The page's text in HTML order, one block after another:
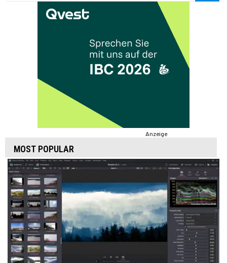
Anzeige
MOST POPULAR